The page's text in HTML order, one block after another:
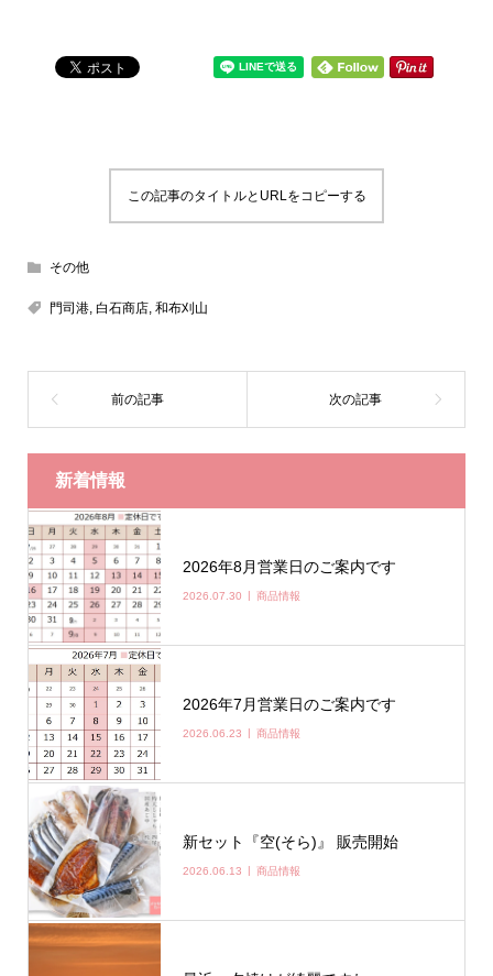
この記事のタイトルとURLをコピーする
その他
門司港, 白石商店, 和布刈山
新着情報
2026年8月営業日のご案内です
2026.07.30 商品情報
2026年7月営業日のご案内です
2026.06.23 商品情報
新セット『空(そら)』 販売開始
2026.06.13 商品情報